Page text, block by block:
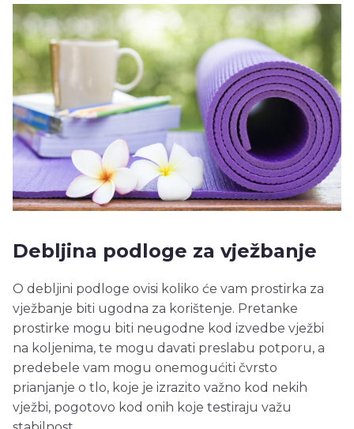
Debljina podloge za vježbanje
O debljini podloge ovisi koliko će vam prostirka za
vježbanje biti ugodna za korištenje. Pretanke
prostirke mogu biti neugodne kod izvedbe vježbi
na koljenima, te mogu davati preslabu potporu, a
predebele vam mogu onemogućiti čvrsto
prianjanje o tlo, koje je izrazito važno kod nekih
vježbi, pogotovo kod onih koje testiraju važu